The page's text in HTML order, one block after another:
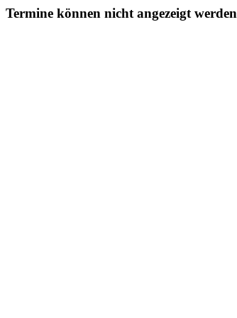
Termine können nicht angezeigt werden